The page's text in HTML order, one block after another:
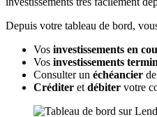
Depuis votre tableau de bord,
Vos investissements en
Vos investissements
Consulter un échéancier
Créditer et débiter votre